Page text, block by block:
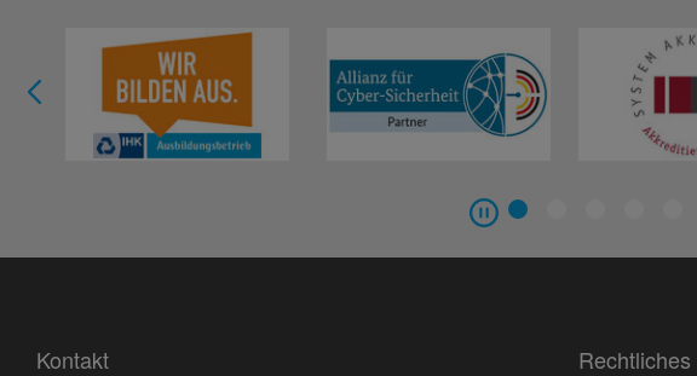
Kontakt Rechtliches